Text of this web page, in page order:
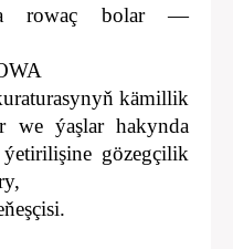
rowaç bolar —
kämillik
we ýaşlar hakynda
gözegçilik